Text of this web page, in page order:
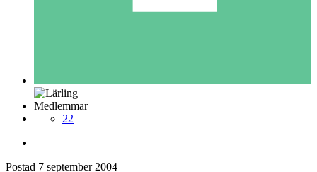
Medlemmar
22
Postad 7 september 2004